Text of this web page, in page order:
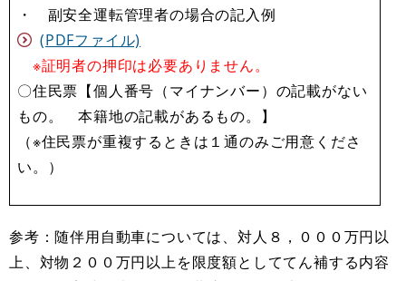
・ 副安全運転管理者の場合の記入例
(PDFファイル)
※証明者の押印は必要ありません。
〇住民票【個人番号（マイナンバー）の記載がない
もの。 本籍地の記載があるもの。】
（※住民票が重複するときは１通のみご用意くださ
い。）
参考：随伴用自動車については、対人８，０００万円以
上、対物２００万円以上を限度額としててん補する内容